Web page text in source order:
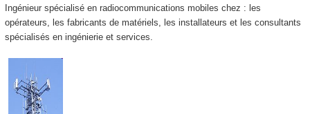
Ingénieur spécialisé en radiocommunications mobiles chez : les
opérateurs, les fabricants de matériels, les installateurs et les consultants
spécialisés en ingénierie et services.